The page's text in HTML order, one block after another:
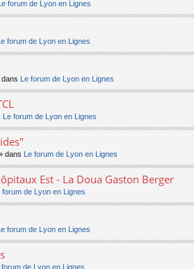
forum de Lyon en Lignes
forum de Lyon en Lignes
Le forum de Lyon en Lignes
Le forum de Lyon en Lignes
dans Le forum de Lyon en Lignes
Est - La Doua Gaston Berger
forum de Lyon en Lignes
forum de Lyon en Lignes
forum de Lyon en Lignes